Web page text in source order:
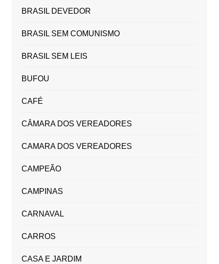
BRASIL DEVEDOR
BRASIL SEM COMUNISMO
BRASIL SEM LEIS
BUFOU
CAFÉ
CÂMARA DOS VEREADORES
CAMARA DOS VEREADORES
CAMPEÃO
CAMPINAS
CARNAVAL
CARROS
CASA E JARDIM